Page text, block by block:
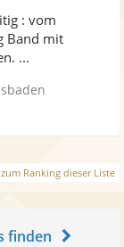
: vom
Band mit
...
Ranking dieser Liste
finden